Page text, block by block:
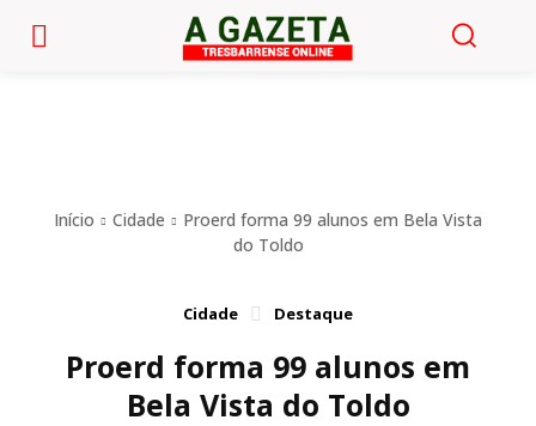
Início Cidade
Proerd forma 99 alunos em Bela Vista
do Toldo
Cidade Destaque
Proerd forma 99 alunos em
Bela Vista do Toldo